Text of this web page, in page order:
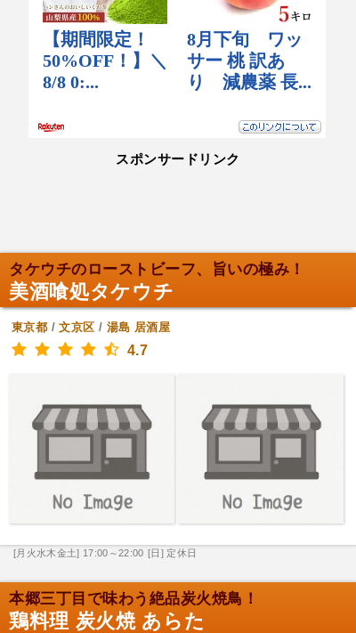
スポンサードリンク
タケウチのローストビーフ、旨いの極み！
美酒喰処タケウチ
東京都 /文京区 / 湯島 居酒屋
4.7
[月火水木金土] 17:00～22:00 [日] 定休日
本郷三丁目で味わう絶品炭火焼鳥！
鶏料理 炭火焼 あらた